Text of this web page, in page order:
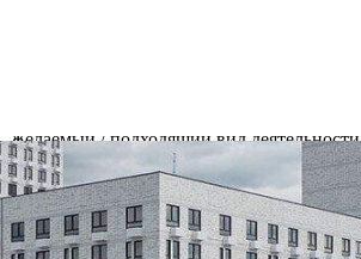
Желаемый / подходящий вид деятельности
Не указано
Назначение
Не указано
Размер площади (м2)
64.7